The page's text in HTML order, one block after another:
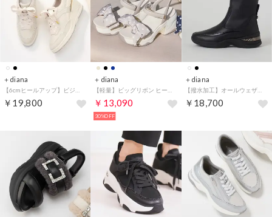
＋diana
￥19,800
＋diana
￥13,090
30%OFF
＋diana
【撥水加工】オールウェザーショートブーツ （黒人工スムース）
￥18,700